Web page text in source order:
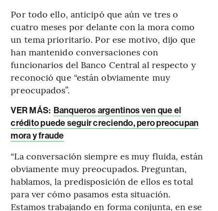
Por todo ello, anticipó que aún ve tres o
cuatro meses por delante con la mora como
un tema prioritario. Por ese motivo, dijo que
han mantenido conversaciones con
funcionarios del Banco Central al respecto y
reconoció que “están obviamente muy
preocupados”.
VER MÁS: Banqueros argentinos ven que el
crédito puede seguir creciendo, pero preocupan
mora y fraude
“La conversación siempre es muy fluida, están
obviamente muy preocupados. Preguntan,
hablamos, la predisposición de ellos es total
para ver cómo pasamos esta situación.
Estamos trabajando en forma conjunta, en ese